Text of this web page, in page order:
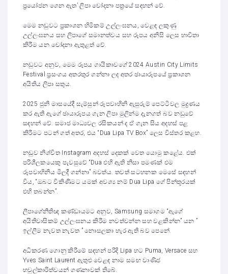
ප්‍රයෝජන ගෙන ඇත’ ලිපා චෝදනා පත්‍රයේ සඳහන් වේ.
මෙම නඩුවට ප්‍රකාශන හිමිකම් උල්ලංඝනය, වෙළඳ ලකුණු
උල්ලංඝනය සහ ලිපාගේ සමානත්වය සහ රූපය අනිසි ලෙස භාවිතා
කිරීම යන චෝදනා ඇතුළත් වේ.
නඩුවට අනුව, මෙම රූපය ගායිකාවගේ 2024 Austin City Limits
Festival ප්‍රසංගය අතරතුර ගන්නා ලද අතර ඡායාරූපයේ ප්‍රකාශන
අයිතිය ලිපා සතුය.
2025 ජුනි මාසයේදී සැම්සුන් රූපවාහිනි ඇසුරුම් පෙට්ටිවල මුද්‍රණය
කර ඇති ඇගේ ඡායාරූපය ගැන ලිපා මුලින්ම දැනගත් බව නඩුවේ
සඳහන් වේ. සමාජ මාධ්‍යවල රසිකයන් ද ඒ ගැන සිය අදහස් පළ
කිරීමට පටන් ගත් අතර, එය “Dua Lipa TV Box” ලෙස විස්තර කළහ.
නඩුව නිශ්චිත Instagram අදහස් දෙකක් වෙත යොමු කළේය. එක්
පරිශීලකයෙකු පැවසුවේ “Dua එහි ඇති නිසා පමණක් එම
රූපවාහිනිය මිලදී ගන්නා” බවත්ය. තවත් සටහනක මෙසේ සඳහන්
විය, “ඔබට විකිණීමට යමක් අවශ්‍ය නම් Dua Lipa ගේ පින්තූරයක්
එහි තබන්න”.
ලීපාගේනීතිඥ කණ්ඩායමට අනුව, Samsung සමාගම “ඇගේ
අයිතිවාසිකම් උල්ලංඝනය කිරීම නවත්වන්න සහ වළකින්න” යන ”
ඉල්ලීම නැවත නැවත ” නොසලකා හැර ඇති බව පෙනේ.
අධිකරණ ගොනු කිරීමේ සඳහන් පරිදි Lipa හට Puma, Versace සහ
Yves Saint Laurent ඇතුළු වෙළඳ නාම සමඟ වාණිජ
හවුල්කාරිත්වයන් ගණනාවක් තිබේ.